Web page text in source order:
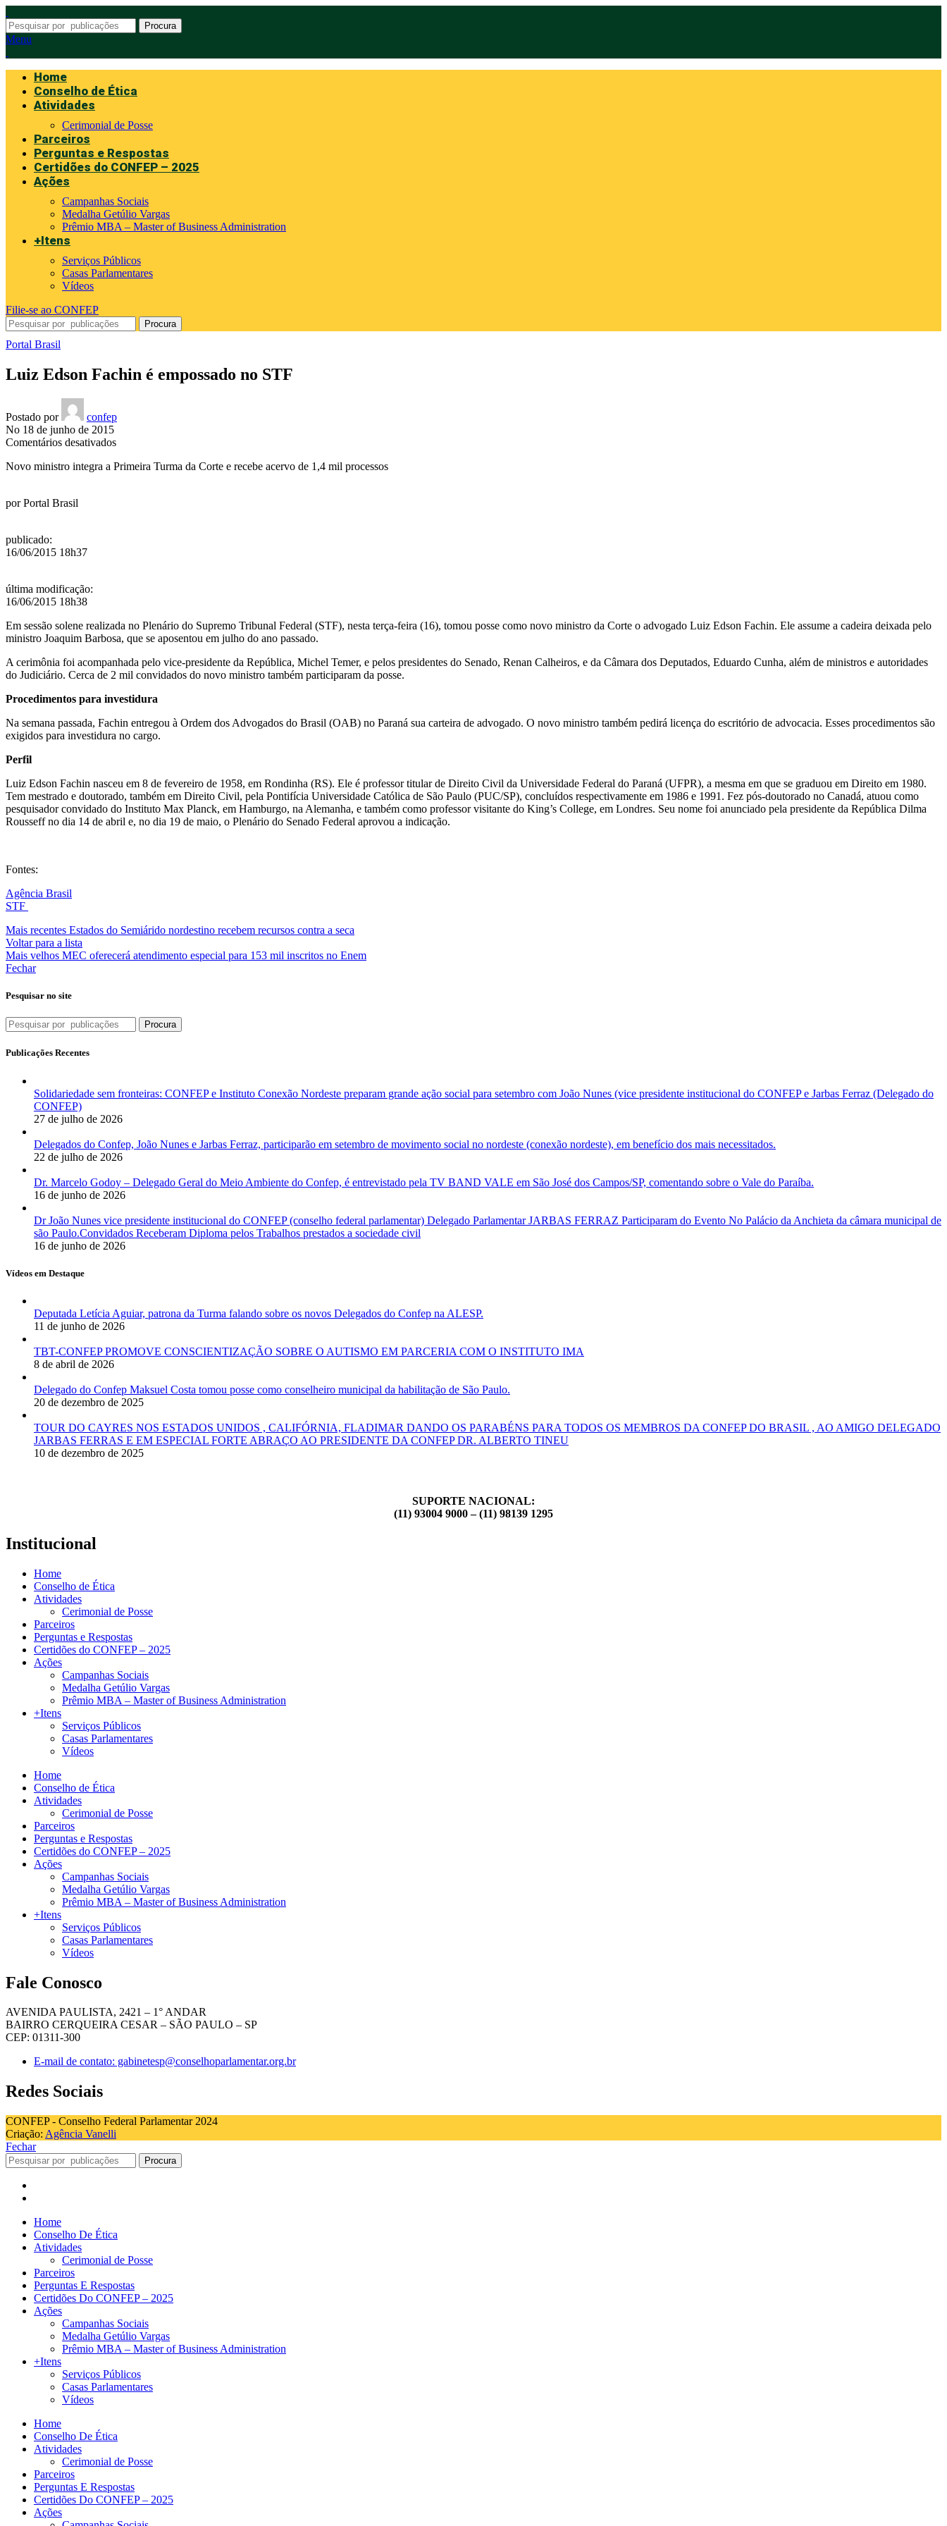
Procura
Menu
Home
Conselho de Ética
Atividades
Cerimonial de Posse
Parceiros
Perguntas e Respostas
Certidões do CONFEP – 2025
Ações
Campanhas Sociais
Medalha Getúlio Vargas
Prêmio MBA – Master of Business Administration
+Itens
Serviços Públicos
Casas Parlamentares
Vídeos
Filie-se ao CONFEP
Procura
Portal Brasil
Luiz Edson Fachin é empossado no STF
Postado por
confep
No 18 de junho de 2015
Comentários desativadosem
Edson
Novo ministro integra a Primeira Turma da Corte e recebe acervo de 1,4 mil processos
porPortal Brasil
publicado:
16/06/2015 18h37
última modificação:
16/06/2015 18h38
Em sessão solene realizada no Plenário do Supremo Tribunal Federal (STF), nesta terça-feira (16), tomou posse como novo ministro da Corte o advogado Luiz Edson Fachin. Ele assume a cadeira deixada pelo
ministro Joaquim Barbosa, que se aposentou em julho do ano passado.
A cerimônia foi acompanhada pelo vice-presidente da República, Michel Temer, e pelos presidentes do Senado, Renan Calheiros, e da Câmara dos Deputados, Eduardo Cunha, além de ministros e autoridades
do Judiciário. Cerca de 2 mil convidados do novo ministro também participaram da posse.
Procedimentos para investidura
Na semana passada, Fachin entregou à Ordem dos Advogados do Brasil (OAB) no Paraná sua carteira de advogado. O novo ministro também pedirá licença do escritório de advocacia. Esses procedimentos são
exigidos para investidura no cargo.
Perfil
Luiz Edson Fachin nasceu em 8 de fevereiro de 1958, em Rondinha (RS). Ele é professor titular de Direito Civil da Universidade Federal do Paraná (UFPR), a mesma em que se graduou em Direito em 1980.
Tem mestrado e doutorado, também em Direito Civil, pela Pontifícia Universidade Católica de São Paulo (PUC/SP), concluídos respectivamente em 1986 e 1991. Fez pós-doutorado no Canadá, atuou como
pesquisador convidado do Instituto Max Planck, em Hamburgo, na Alemanha, e também como professor visitante do King’s College, em Londres. Seu nome foi anunciado pela presidente da República Dilma
Rousseff no dia 14 de abril e, no dia 19 de maio, o Plenário do Senado Federal aprovou a indicação.
Fontes:
Agência Brasil
STF
Mais recentes Estados do Semiárido nordestino recebem recursos contra a seca
Voltar para a lista
Mais velhos MEC oferecerá atendimento especial para 153 mil inscritos no Enem
Fechar
Pesquisar no site
Procura
Publicações Recentes
Solidariedade sem fronteiras: CONFEP e Instituto Conexão Nordeste preparam grande ação social para setembro com João Nunes (vice presidente institucional do CONFEP e Jarbas Ferraz (Delegado do
CONFEP)
27 de julho de 2026
Delegados do Confep, João Nunes e Jarbas Ferraz, participarão em setembro de movimento social no nordeste (conexão nordeste), em benefício dos mais necessitados.
22 de julho de 2026
Dr. Marcelo Godoy – Delegado Geral do Meio Ambiente do Confep, é entrevistado pela TV BAND VALE em São José dos Campos/SP, comentando sobre o Vale do Paraíba.
16 de junho de 2026
Dr João Nunes vice presidente institucional do CONFEP (conselho federal parlamentar) Delegado Parlamentar JARBAS FERRAZ Participaram do Evento No Palácio da Anchieta da câmara municipal de
são Paulo.Convidados Receberam Diploma pelos Trabalhos prestados a sociedade civil
16 de junho de 2026
Vídeos em Destaque
Deputada Letícia Aguiar, patrona da Turma falando sobre os novos Delegados do Confep na ALESP.
11 de junho de 2026
TBT-CONFEP PROMOVE CONSCIENTIZAÇÃO SOBRE O AUTISMO EM PARCERIA COM O INSTITUTO IMA
8 de abril de 2026
Delegado do Confep Maksuel Costa tomou posse como conselheiro municipal da habilitação de São Paulo.
20 de dezembro de 2025
TOUR DO CAYRES NOS ESTADOS UNIDOS , CALIFÓRNIA, FLADIMAR DANDO OS PARABÉNS PARA TODOS OS MEMBROS DA CONFEP DO BRASIL , AO AMIGO DELEGADO
JARBAS FERRAS E EM ESPECIAL FORTE ABRAÇO AO PRESIDENTE DA CONFEP DR. ALBERTO TINEU
10 de dezembro de 2025
SUPORTE NACIONAL:
(11) 93004 9000 – (11) 98139 1295
Institucional
Home
Conselho de Ética
Atividades
Cerimonial de Posse
Parceiros
Perguntas e Respostas
Certidões do CONFEP – 2025
Ações
Campanhas Sociais
Medalha Getúlio Vargas
Prêmio MBA – Master of Business Administration
+Itens
Serviços Públicos
Casas Parlamentares
Vídeos
Home
Conselho de Ética
Atividades
Cerimonial de Posse
Parceiros
Perguntas e Respostas
Certidões do CONFEP – 2025
Ações
Campanhas Sociais
Medalha Getúlio Vargas
Prêmio MBA – Master of Business Administration
+Itens
Serviços Públicos
Casas Parlamentares
Vídeos
Fale Conosco
AVENIDA PAULISTA, 2421 – 1° ANDAR
BAIRRO CERQUEIRA CESAR – SÃO PAULO – SP
CEP: 01311-300
E-mail de contato: gabinetesp@conselhoparlamentar.org.br
Redes Sociais
CONFEP - Conselho Federal Parlamentar 2024
Criação: Agência Vanelli
Fechar
Procura
Home
Conselho De Ética
Atividades
Cerimonial de Posse
Parceiros
Perguntas E Respostas
Certidões Do CONFEP – 2025
Ações
Campanhas Sociais
Medalha Getúlio Vargas
Prêmio MBA – Master of Business Administration
+Itens
Serviços Públicos
Casas Parlamentares
Vídeos
Home
Conselho De Ética
Atividades
Cerimonial de Posse
Parceiros
Perguntas E Respostas
Certidões Do CONFEP – 2025
Ações